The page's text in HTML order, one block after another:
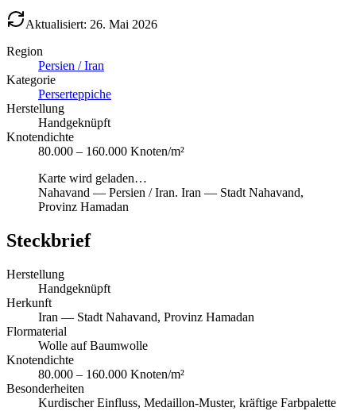
Aktualisiert: 26. Mai 2026
Region
Persien / Iran
Kategorie
Perserteppiche
Herstellung
Handgeknüpft
Knotendichte
80.000 – 160.000 Knoten/m²
Karte wird geladen…
Nahavand — Persien / Iran. Iran — Stadt Nahavand,
Provinz Hamadan
Steckbrief
Herstellung
Handgeknüpft
Herkunft
Iran — Stadt Nahavand, Provinz Hamadan
Flormaterial
Wolle auf Baumwolle
Knotendichte
80.000 – 160.000 Knoten/m²
Besonderheiten
Kurdischer Einfluss, Medaillon-Muster, kräftige Farbpalette